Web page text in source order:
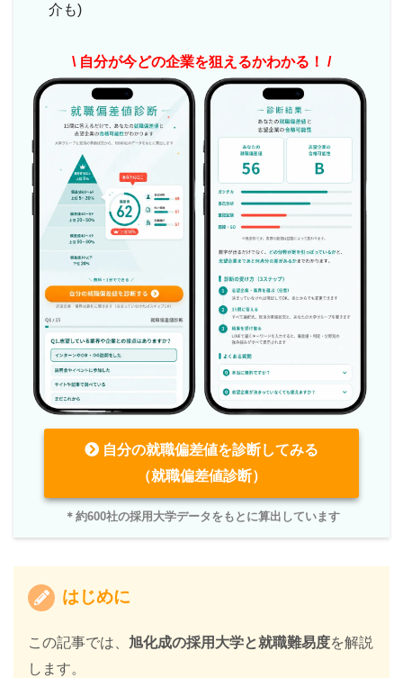
介も)
\ 自分が今どの企業を狙えるかわかる！ /
自分の就職偏差値を診断してみる
（就職偏差値診断）
＊約600社の採用大学データをもとに算出しています
はじめに
この記事では、 旭化成の採用大学と就職難易度を解説
します。